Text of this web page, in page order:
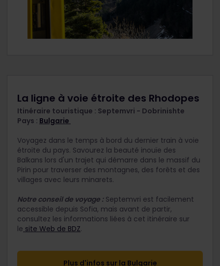
La ligne à voie étroite des Rhodopes
Itinéraire touristique : Septemvri - Dobrinishte
Pays : Bulgarie
Voyagez dans le temps à bord du dernier train à voie
étroite du pays. Savourez la beauté inouïe des
Balkans lors d'un trajet qui démarre dans le massif du
Pirin pour traverser des montagnes, des forêts et des
villages avec leurs minarets.
Notre conseil de voyage :Septemvri est facilement
accessible depuis Sofia, mais avant de partir,
consultez les informations liées à cet itinéraire sur
le site Web de BDZ.
Plus d'infos sur la​ Bulgarie